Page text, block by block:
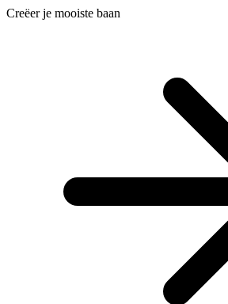
Creëer je mooiste baan